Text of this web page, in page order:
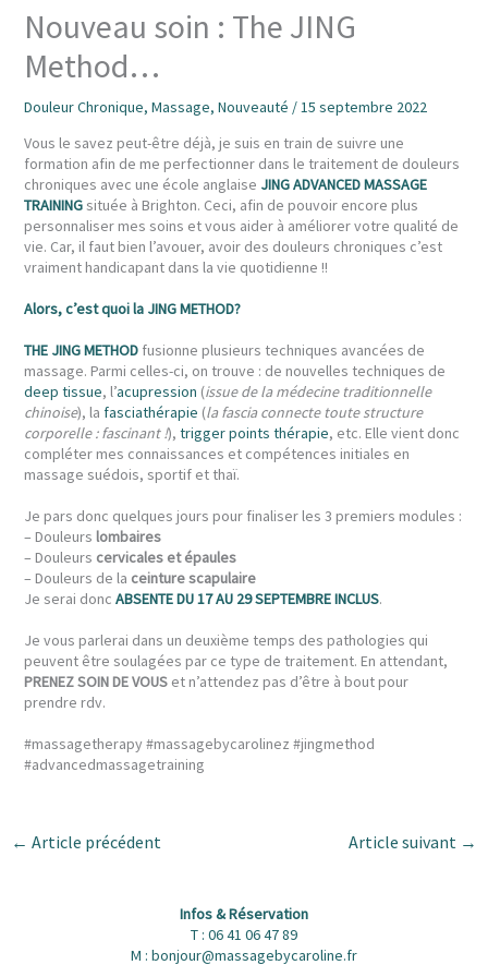
Nouveau soin : The JING
Method…
Douleur Chronique, Massage, Nouveauté /15 septembre 2022
Vous le savez peut-être déjà, je suis en train de suivre une
formation afin de me perfectionner dans le traitement de douleurs
chroniques avec une école anglaise JING ADVANCED MASSAGE
TRAININGsituée à Brighton. Ceci, afin de pouvoir encore plus
personnaliser mes soins et vous aider à améliorer votre qualité de
vie. Car, il faut bien l’avouer, avoir des douleurs chroniques c’est
vraiment handicapant dans la vie quotidienne !!
Alors, c’est quoi la JING METHOD?
THE JING METHODfusionne plusieurs techniques avancées de
massage. Parmi celles-ci, on trouve : de nouvelles techniques de
deep tissue, l’acupression (issue de la médecine traditionnelle
chinoise), la fasciathérapie (la fascia connecte toute structure
corporelle : fascinant !), trigger points thérapie, etc. Elle vient donc
compléter mes connaissances et compétences initiales en
massage suédois, sportif et thaï.
Je pars donc quelques jours pour finaliser les 3 premiers modules :
– Douleurs lombaires
– Douleurs cervicales et épaules
– Douleurs de la ceinture scapulaire
Je serai donc ABSENTE DU 17 AU 29 SEPTEMBRE INCLUS.
Je vous parlerai dans un deuxième temps des pathologies qui
peuvent être soulagées par ce type de traitement. En attendant,
PRENEZ SOIN DE VOUSet n’attendez pas d’être à bout pour
prendre rdv.
#massagetherapy #massagebycarolinez #jingmethod
#advancedmassagetraining
← Article précédent Article suivant →
Infos & Réservation
T : 06 41 06 47 89
M : bonjour@massagebycaroline.fr